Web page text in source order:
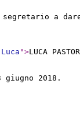
a
Luca">LUCA
2018.